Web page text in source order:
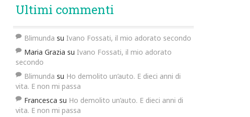
Ultimi commenti
Blimunda su Ivano Fossati, il mio adorato secondo
Maria Grazia su Ivano Fossati, il mio adorato
secondo
Blimunda su Ho demolito un’auto. E dieci anni di
vita. E non mi passa
Francesca su Ho demolito un’auto. E dieci anni di
vita. E non mi passa